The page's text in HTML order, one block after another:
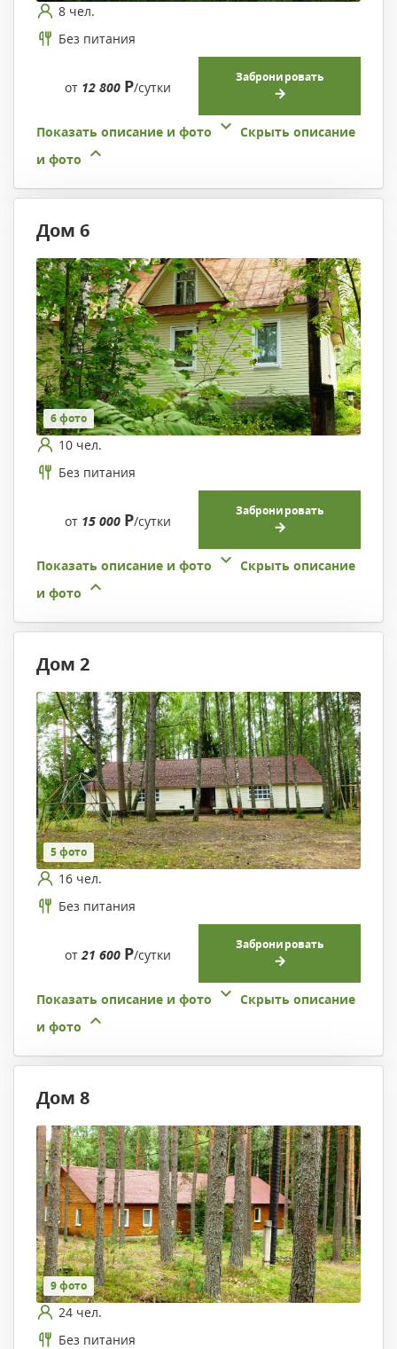
8 чел.
Без питания
от 12 800 Р/сутки
Забронировать
Показать описание и фото
Скрыть описание
и фото
Дом 6
6 фото
10 чел.
Без питания
от 15 000 Р/сутки
Забронировать
Показать описание и фото
Скрыть описание
и фото
Дом 2
5 фото
16 чел.
Без питания
от21 600 Р/сутки
Забронировать
Показать описание и фото
Скрыть описание
и фото
Дом 8
9 фото
24 чел.
Без питания